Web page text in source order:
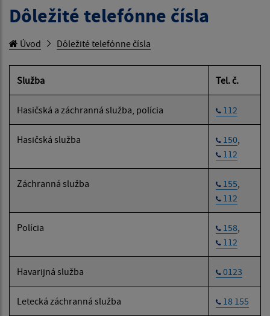
Dôležité telefónne čísla
Úvod Dôležité telefónne čísla
Služba Tel. č.
Hasičská a záchranná služba, polícia 112
Hasičská služba 150
112
Záchranná služba 155
112
Polícia 158
112
Havarijná služba 0123
Letecká záchranná služba 18 155